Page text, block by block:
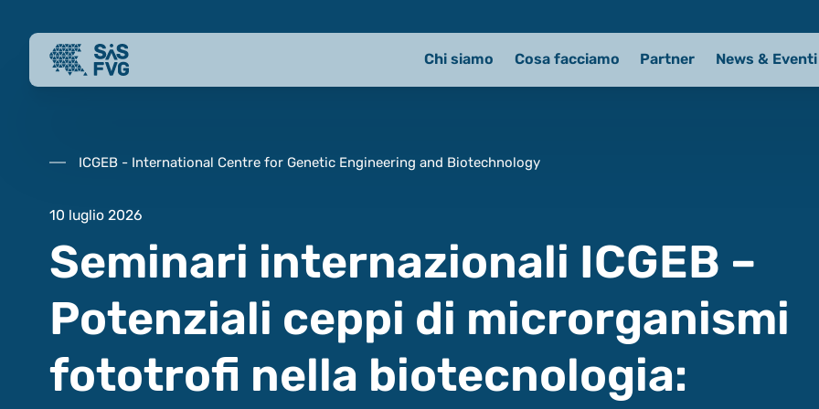
Chi siamo Cosa facciamo Partner News & Eventi
ICGEB - International Centre for Genetic Engineering and Biotechnology
10 luglio 2026
Seminari internazionali ICGEB –
Potenziali ceppi di microrganismi
fototrofi nella biotecnologia: